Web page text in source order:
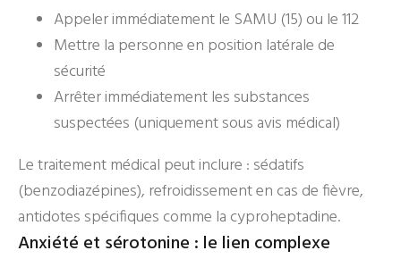
Appeler immédiatement le SAMU (15) ou le 112
Mettre la personne en position latérale de
sécurité
Arrêter immédiatement les substances
suspectées (uniquement sous avis médical)
Le traitement médical peut inclure : sédatifs
(benzodiazépines), refroidissement en cas de fièvre,
antidotes spécifiques comme la cyproheptadine.
Anxiété et sérotonine : le lien complexe